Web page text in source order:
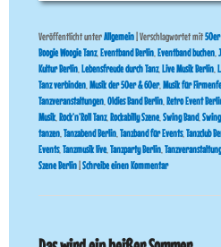
Veröffentlicht unterAllgemein Verschlagwortet mit50er
Boogie Woogie Tanz, Eventband Berlin, Eventband buchen,
Kultur Berlin, Lebensfreude durch Tanz, Live Musik Berlin,
Tanz verbinden,Musik der 50er & 60er,Musik für
Tanzveranstaltungen,Oldies Band Berlin,Retro Event
Musik,Rock’n’Roll Tanz,Rockabilly Szene,Swing Band,
tanzen,Tanzabend Berlin,Tanzband für Events,Tanzclub
Events,Tanzmusik live,Tanzparty Berlin,
Szene Berlin Schreibe einen Kommentar